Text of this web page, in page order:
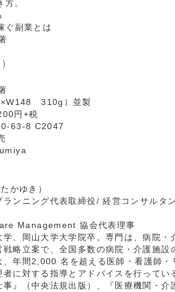
。
ぐ副業とは
310g）並製
円+税
63-8 C2047
かゆき）
ランニング代表取締役/ 経営コンサルタ
Management 協会代表理事
、岡山大学大学院卒。専門は、病院・
戦略立案で、全国多数の病院・介護施設
、年間2,000 名を超える医師・看護師・
に対する指導とアドバイスを行ってい
』（中央法規出版）、『医療機関・介